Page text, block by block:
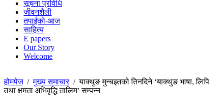
सूचना प्रविधि
जीवनशैली
तपाईंको-आज
साहित्य
E papers
Our Story
Welcome
होमपेज/मुख्य समाचार/याक्थुङ मुन्चइतको तिनदिने ‘याक्थुङ भाषा, लिपि
तथा क्षमता अभिवृद्धि तालिम’ सम्पन्न